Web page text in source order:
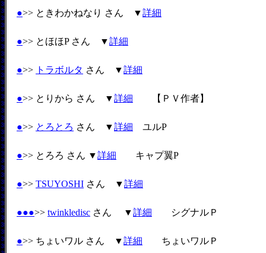
●>> ときわかねなり さん ▼詳細
●>> とほほP さん ▼詳細
●>> トラボルタ さん ▼詳細
●>> とりから さん ▼詳細 【ＰＶ作者】
●>> とろとろ さん ▼詳細 ユルP
●>> とろろ さん ▼詳細 キャプ翼P
●>> TSUYOSHI さん ▼詳細
●●●>> twinkledisc さん ▼詳細 シグナルＰ
●>> ちょいワル さん ▼詳細 ちょいワルＰ